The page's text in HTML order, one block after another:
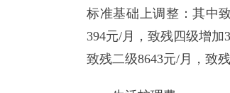
标准基础上调整：其中
394元/月，致残四级增加
致残二级8643元/月，致